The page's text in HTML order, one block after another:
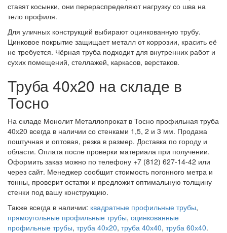
ставят косынки, они перераспределяют нагрузку со шва на
тело профиля.
Для уличных конструкций выбирают оцинкованную трубу.
Цинковое покрытие защищает металл от коррозии, красить её
не требуется. Чёрная труба подходит для внутренних работ и
сухих помещений, стеллажей, каркасов, верстаков.
Труба 40х20 на складе в
Тосно
На складе Монолит Металлопрокат в Тосно профильная труба
40х20 всегда в наличии со стенками 1,5, 2 и 3 мм. Продажа
поштучная и оптовая, резка в размер. Доставка по городу и
области. Оплата после проверки материала при получении.
Оформить заказ можно по телефону +7 (812) 627-14-42 или
через сайт. Менеджер сообщит стоимость погонного метра и
тонны, проверит остатки и предложит оптимальную толщину
стенки под вашу конструкцию.
Также всегда в наличии: квадратные профильные трубы,
прямоугольные профильные трубы, оцинкованные
профильные трубы, труба 40х20, труба 40х40, труба 60х40.